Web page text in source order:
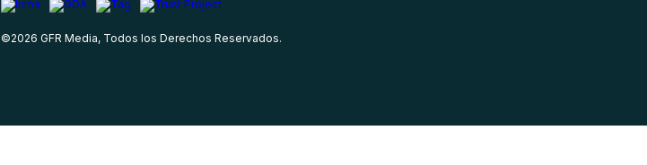
©2026 GFR Media, Todos los Derechos Reservados.